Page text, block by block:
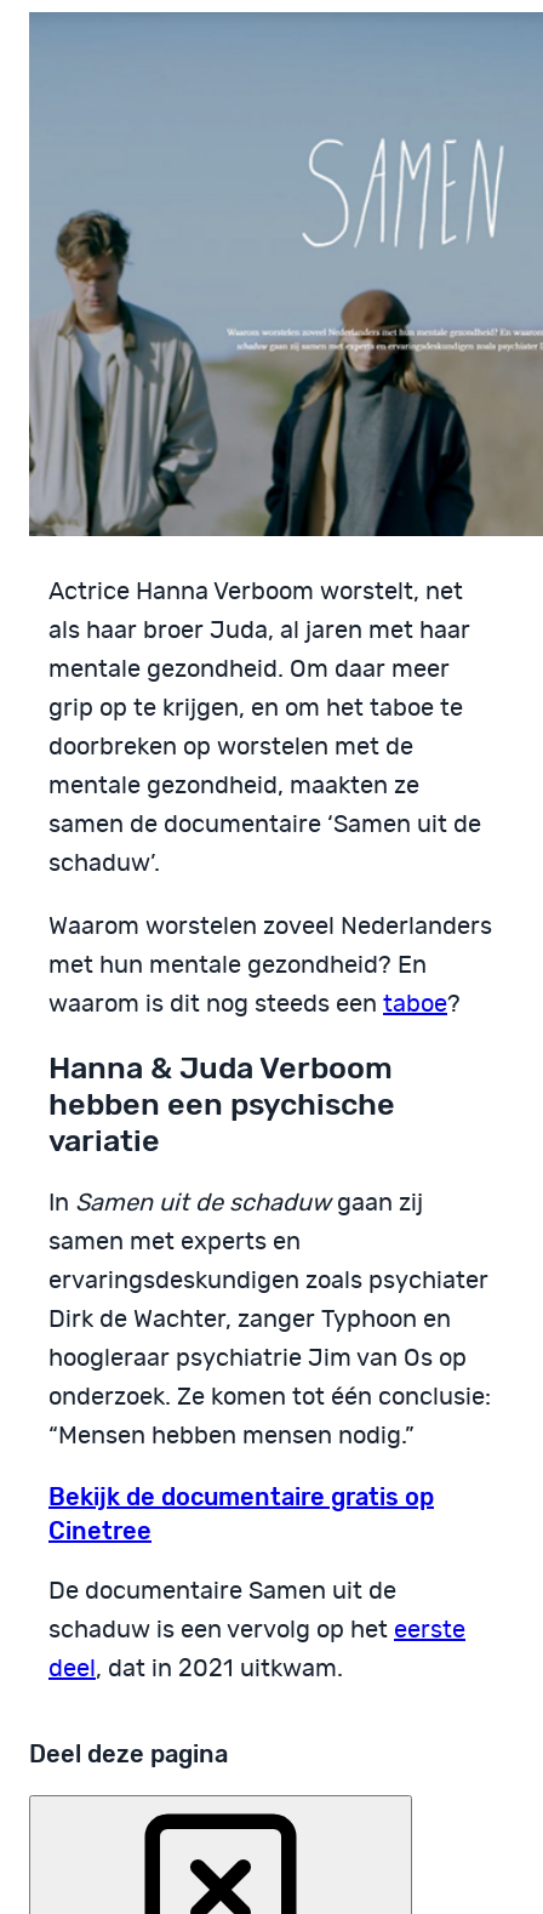
Actrice Hanna Verboom worstelt, net
als haar broer Juda, al jaren met haar
mentale gezondheid. Om daar meer
grip op te krijgen, en om het taboe te
doorbreken op worstelen met de
mentale gezondheid, maakten ze
samen de documentaire ‘Samen uit de
schaduw’.
Waarom worstelen zoveel Nederlanders
met hun mentale gezondheid? En
waarom is dit nog steeds een taboe?
Hanna & Juda Verboom
hebben een psychische
variatie
In Samen uit de schaduwgaan zij
samen met experts en
ervaringsdeskundigen zoals psychiater
Dirk de Wachter, zanger Typhoon en
hoogleraar psychiatrie Jim van Os op
onderzoek. Ze komen tot één conclusie:
“Mensen hebben mensen nodig.”
Bekijk de documentaire gratis op
Cinetree
De documentaire Samen uit de
schaduw is een vervolg op het eerste
deel , dat in 2021 uitkwam.
Deel deze pagina